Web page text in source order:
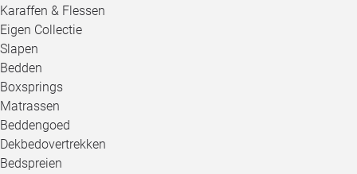
Karaffen & Flessen
Eigen Collectie
Slapen
Bedden
Boxsprings
Matrassen
Beddengoed
Dekbedovertrekken
Bedspreien